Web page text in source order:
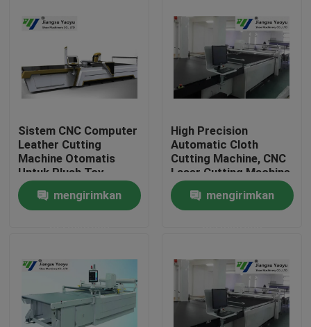
Rumah
Tentang kami
Sistem CNC Computer
Leather Cutting
Machine Otomatis
Untuk Plush Toy
mengirimkan
High Precision
Automatic Cloth
Cutting Machine, CNC
Laser Cutting Machine
mengirimkan